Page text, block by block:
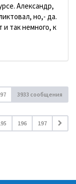
Александр,
но,- да.
и так немного, к
3933 сообщения
196 197